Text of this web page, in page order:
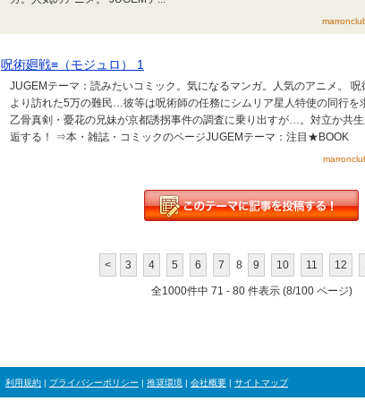
呪術廻戦≡（モジュロ） 1
JUGEMテーマ：読みたいコミック。気になるマンガ。人気のアニメ。
より訪れた5万の難民…彼等は呪術師の任務にシムリア星人特使の同行を
乙骨真剣・憂花の兄妹が京都誘拐事件の調査に乗り出すが…。対立か共
逅する！ ⇒本・雑誌・コミックのページJUGEMテーマ：注目★BOOK
< 3 4 5 6 7 8 9 10 11 12
全1000件中 71 - 80 件表示 (8/100 ページ)
利用規約 | プライバシーポリシー | 推奨環境 | 会社概要 | サイトマップ